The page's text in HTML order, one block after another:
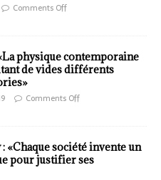
Comments Off
physique contemporaine
de vides différents
Comments Off
«Chaque société invente un
pour justifier ses